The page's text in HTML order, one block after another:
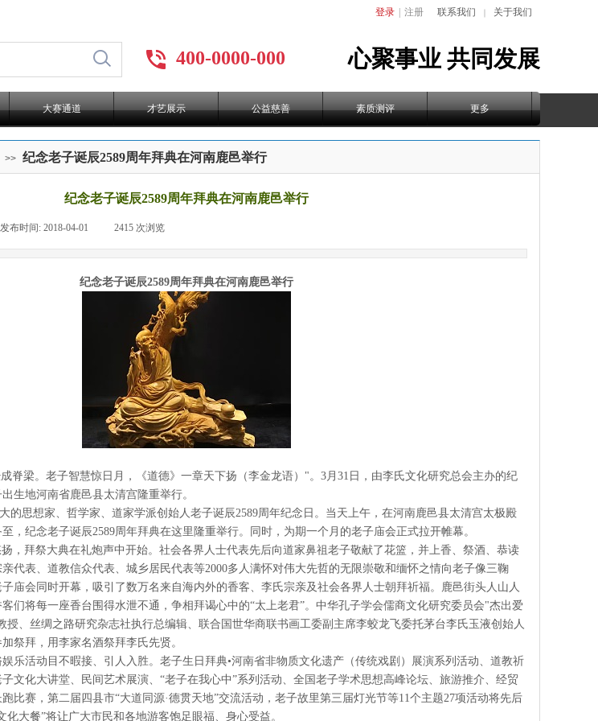
登录 注册 联系我们 关于我们
400-0000-000 心聚事业 共同发展
大赛通道 才艺展示 公益慈善 素质测评 更多
>> 纪念老子诞辰2589周年拜典在河南鹿邑举行
纪念老子诞辰2589周年拜典在河南鹿邑举行
发布时间: 2018-04-01 2415 次浏览
纪念老子诞辰2589周年拜典在河南鹿邑举行
脊梁。老子智慧惊日月，《道德》一章天下扬（李金龙语）"。3月31日，由李氏文化研究总会主办的纪
生地河南省鹿邑县太清宫隆重举行。
的思想家、哲学家、道家学派创始人老子诞辰2589周年纪念日。当天上午，在河南鹿邑县太清宫太极殿
，纪念老子诞辰2589周年拜典在这里隆重举行。同时，为期一个月的老子庙会正式拉开帷幕。
，拜祭大典在礼炮声中开始。社会各界人士代表先后向道家鼻祖老子敬献了花篮，并上香、祭酒、恭读
代表、道教信众代表、城乡居民代表等2000多人满怀对伟大先哲的无限崇敬和缅怀之情向老子像三鞠
庙会同时开幕，吸引了数万名来自海内外的香客、李氏宗亲及社会各界人士朝拜祈福。鹿邑街头人山人
们将每一座香台围得水泄不通，争相拜谒心中的“太上老君”。中华孔子学会儒商文化研究委员会"杰出爱
授、丝绸之路研究杂志社执行总编辑、联合国世华商联书画工委副主席李蛟龙飞委托茅台李氏玉液创始人
祭拜，用李家名酒祭拜李氏先贤。
乐活动目不暇接、引人入胜。老子生日拜典•河南省非物质文化遗产（传统戏剧）展演系列活动、道教祈
文化大讲堂、民间艺术展演、“老子在我心中”系列活动、全国老子学术思想高峰论坛、旅游推介、经贸
比赛，第二届四县市“大道同源·德贯天地”交流活动，老子故里第三届灯光节等11个主题27项活动将先后
大餐”将让广大市民和各地游客饱足眼福、身心受益。